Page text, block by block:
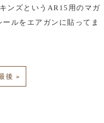
ンズというAR15用のマガ
ルをエアガンに貼ってま
分が変わって楽しくなりま
も色々工夫して楽しむ方が
よりも充実感がある様な気
スキンズもお金を出してエ
後 »